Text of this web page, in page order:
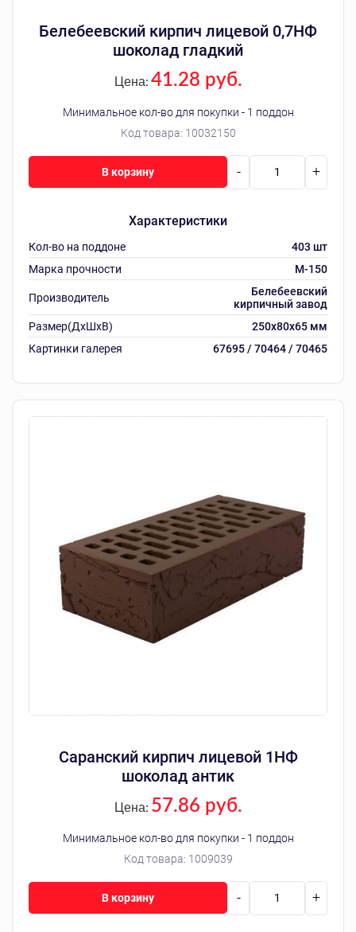
Белебеевский кирпич лицевой 0,7НФ
шоколад гладкий
Код товара: 10032150
Цена: 41.28 руб.
Минимальное кол-во для покупки - 1 поддон
Характеристики
Кол-во на поддоне
403 шт
Марка прочности
M-150
Производитель
Белебеевский
кирпичный завод
Размер(ДхШхВ)
250х80х65 мм
Картинки галерея
67695 / 70464 / 70465
- +
В корзину
Саранский кирпич лицевой 1НФ
шоколад антик
Код товара: 1009039
Цена: 57.86 руб.
Минимальное кол-во для покупки - 1 поддон
- +
В корзину